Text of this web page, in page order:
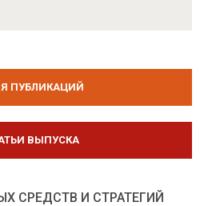
ПУБЛИКАЦИЙ
ВЫПУСКА
СРЕДСТВ И СТРАТЕГИЙ